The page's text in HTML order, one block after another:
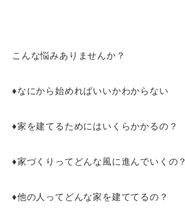
こんな悩みありませんか？
♦なにから始めればいいかわからない
♦家を建てるためにはいくらかかるの？
♦家づくりってどんな風に進んでいくの？
♦他の人ってどんな家を建ててるの？